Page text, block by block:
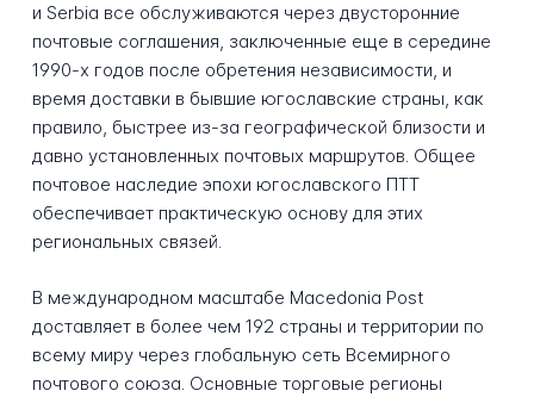
и Serbia все обслуживаются через двусторонние
почтовые соглашения, заключенные еще в середине
1990-х годов после обретения независимости, и
время доставки в бывшие югославские страны, как
правило, быстрее из-за географической близости и
давно установленных почтовых маршрутов. Общее
почтовое наследие эпохи югославского ПТТ
обеспечивает практическую основу для этих
региональных связей.
В международном масштабе Macedonia Post
доставляет в более чем 192 страны и территории по
всему миру через глобальную сеть Всемирного
почтового союза. Основные торговые регионы